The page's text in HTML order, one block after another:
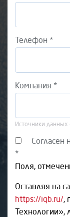
Телефон *
Компания *
Источники
Согласен
*
Поля,
Оставляя на
https://iqb.ru/,